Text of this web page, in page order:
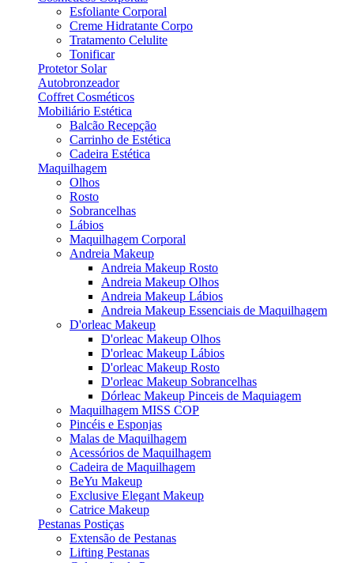
Esfoliante Corporal
Creme Hidratante Corpo
Tratamento Celulite
Tonificar
Protetor Solar
Autobronzeador
Coffret Cosméticos
Mobiliário Estética
Balcão Recepção
Carrinho de Estética
Cadeira Estética
Maquilhagem
Olhos
Rosto
Sobrancelhas
Lábios
Maquilhagem Corporal
Andreia Makeup
Andreia Makeup Rosto
Andreia Makeup Olhos
Andreia Makeup Lábios
Andreia Makeup Essenciais de Maquilhagem
D'orleac Makeup
D'orleac Makeup Olhos
D'orleac Makeup Lábios
D'orleac Makeup Rosto
D'orleac Makeup Sobrancelhas
Dórleac Makeup Pinceis de Maquiagem
Maquilhagem MISS COP
Pincéis e Esponjas
Malas de Maquilhagem
Acessórios de Maquilhagem
Cadeira de Maquilhagem
BeYu Makeup
Exclusive Elegant Makeup
Catrice Makeup
Pestanas Postiças
Extensão de Pestanas
Lifting Pestanas